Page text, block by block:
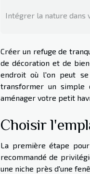
Intégrer la nature dans
Créer un refuge de
de décoration et de
endroit où l'on peut
transformer un simple
aménager votre petit
Choisir
La première étape
recommandé de
une niche près d'une